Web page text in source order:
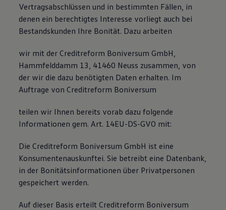
Vertragsabschlüssen und in bestimmten Fällen, in
denen ein berechtigtes Interesse vorliegt auch bei
Bestandskunden Ihre Bonität. Dazu arbeiten
wir mit der Creditreform Boniversum GmbH,
Hammfelddamm 13, 41460 Neuss zusammen, von
der wir die dazu benötigten Daten erhalten. Im
Auftrage von Creditreform Boniversum
teilen wir Ihnen bereits vorab dazu folgende
Informationen gem. Art. 14EU-DS-GVO mit:
Die Creditreform Boniversum GmbH ist eine
Konsumentenauskunftei. Sie betreibt eine Datenbank,
in der Bonitätsinformationen über Privatpersonen
gespeichert werden.
Auf dieser Basis erteilt Creditreform Boniversum